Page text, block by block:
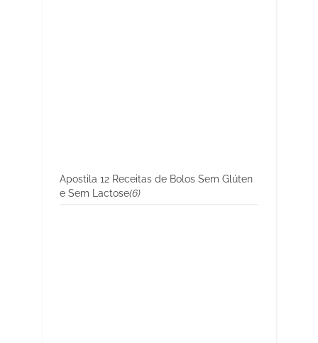
Apostila 12 Receitas de Bolos Sem Glúten
e Sem Lactose(6)